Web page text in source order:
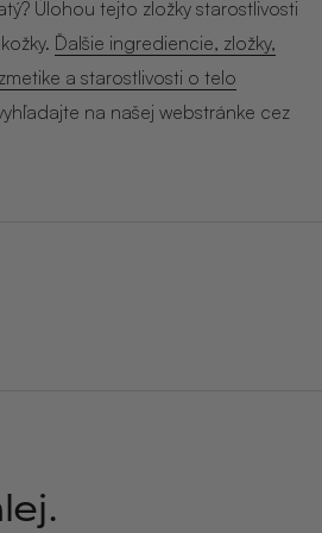
Úlohou tejto zložky starostlivosti
Ďalšie ingrediencie, zložky,
a starostlivosti o telo
na našej webstránke cez
L´AMOUR
€24,90